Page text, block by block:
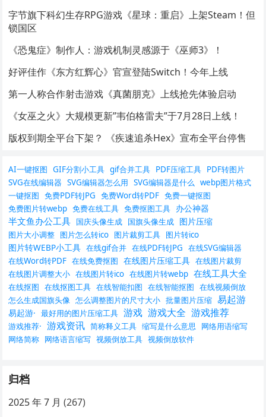
字节旗下科幻生存RPG游戏《星球：重启》上架Steam！但
锁国区
《恐鬼症》制作人：游戏机制灵感源于《巫师3》！
好评佳作《东方红辉心》官宣登陆Switch！今年上线
第一人称合作射击游戏《真菌朋克》上线抢先体验启动
《女巫之火》大规模更新”韦伯格雷夫”于7月28日上线！
版权到期全平台下架？ 《疾速追杀Hex》宣布全平台停售
AI一键抠图 GIF分割小工具 gif合并工具 PDF压缩工具 PDF转图片
SVG在线编辑器 SVG编辑器怎么用 SVG编辑器是什么 webp图片格式
一键抠图 免费PDF转JPG 免费Word转PDF 免费一键抠图
免费图片转webp 免费在线工具 免费抠图工具 办公神器
半文鱼办公工具 国庆头像生成 国旗头像生成 图片压缩
图片大小调整 图片怎么转ico 图片裁剪工具 图片转ico
图片转WEBP小工具 在线gif合并 在线PDF转JPG 在线SVG编辑器
在线Word转PDF 在线免费抠图 在线图片压缩工具 在线图片裁剪
在线图片调整大小 在线图片转ico 在线图片转webp 在线工具大全
在线抠图 在线抠图工具 在线智能扣图 在线智能抠图 在线视频倒放
怎么生成国旗头像 怎么调整图片的尺寸大小 批量图片压缩 易起游
易起游· 最好用的图片压缩工具 游戏 游戏大全 游戏推荐
游戏推荐· 游戏资讯 简称释义工具 缩写是什么意思
网络用语缩写
网络简称 网络语言缩写 视频倒放工具 视频倒放软件
归档
2025 年 7 月 (267)